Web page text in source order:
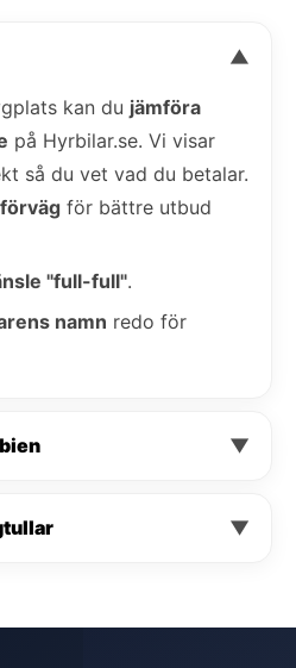
▼
kan du jämföra
på Hyrbilar.se. Vi visar
så du vet vad du betalar.
för bättre utbud
"full-full".
namn redo för
▼
▼